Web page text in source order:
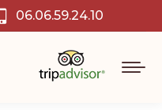
06.06.59.24.10